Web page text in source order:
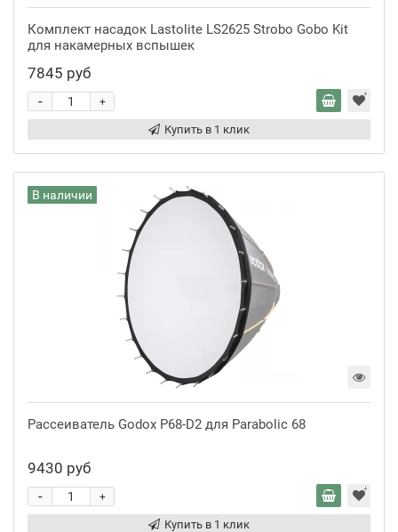
Комплект насадок Lastolite LS2625 Strobo Gobo Kit
для накамерных вспышек
7845 руб
+
-
Купить в 1 клик
В наличии
Рассеиватель Godox P68-D2 для Parabolic 68
9430 руб
+
-
Купить в 1 клик